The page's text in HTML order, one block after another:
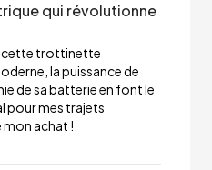
qui révolutionne
cette trottinette
la puissance de
de sa batterie en font le
pour mes trajets
mon achat !